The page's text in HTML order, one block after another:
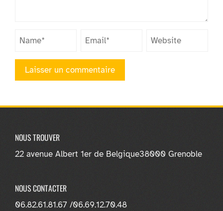
NOUS TROUVER
22 avenue Albert 1er de Belgique38000 Grenoble
NOUS CONTACTER
06.82.61.81.67 /06.69.12.70.48